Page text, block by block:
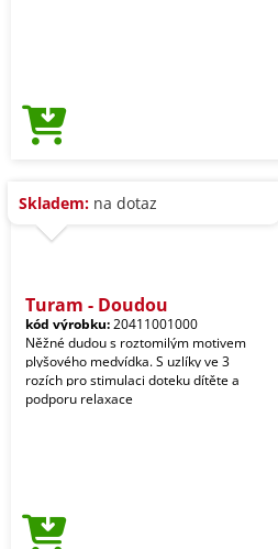
Skladem: na dotaz
Turam - Doudou
kód výrobku:20411001000
Něžné dudou s roztomilým motivem
plyšového medvídka. S uzlíky ve 3
rozích pro stimulaci doteku dítěte a
podporu relaxace